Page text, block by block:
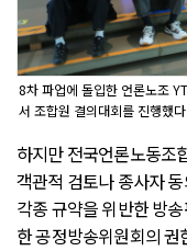
8차 파업에 돌입한 언론노조
서 조합원 결의대회를 진행했
하지만 전국언론노동조
객관적 검토나 종사자
각종 규약을 위반한 방
한 공정방송위원회의